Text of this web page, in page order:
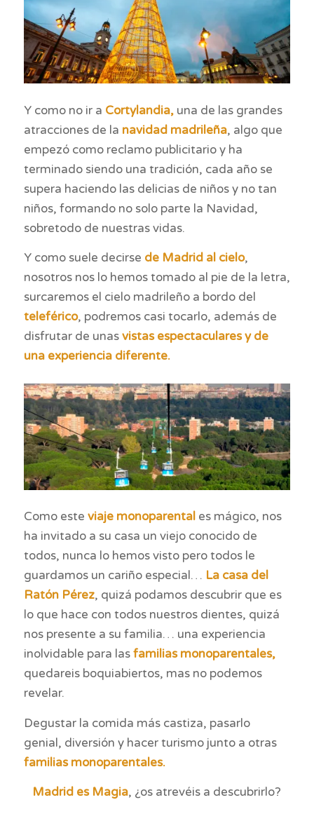
Y como no ir a Cortylandia,una de las grandes
atracciones de la navidad madrileña, algo que
empezó como reclamo publicitario y ha
terminado siendo una tradición, cada año se
supera haciendo las delicias de niños y no tan
niños, formando no solo parte la Navidad,
sobretodo de nuestras vidas.
Y como suele decirse de Madrid al cielo,
nosotros nos lo hemos tomado al pie de la letra,
surcaremos el cielo madrileño a bordo del
teleférico, podremos casi tocarlo, además de
disfrutar de unasvistas espectaculares y de
una experiencia diferente.
Como este viaje monoparental es mágico, nos
ha invitado a su casa un viejo conocido de
todos, nunca lo hemos visto pero todos le
guardamos un cariño especial… La casa del
Ratón Pérez, quizá podamos descubrir que es
lo que hace con todos nuestros dientes, quizá
nos presente a su familia… una experiencia
inolvidable para lasfamilias monoparentales,
quedareis boquiabiertos, mas no podemos
revelar.
Degustar la comida más castiza, pasarlo
genial, diversión y hacer turismo junto a otras
familias monoparentales.
Madrid es Magia, ¿os atrevéis a descubrirlo?